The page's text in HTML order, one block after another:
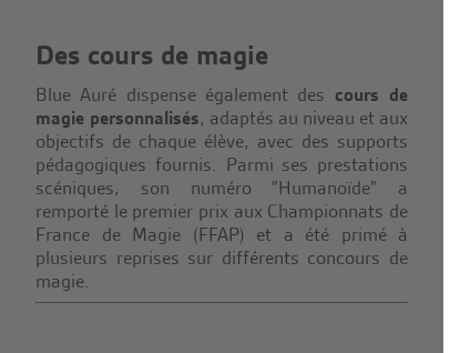
Des cours de magie
Blue Auré dispense également des cours de
magie personnalisés, adaptés au niveau et aux
objectifs de chaque élève, avec des supports
pédagogiques fournis. Parmi ses prestations
scéniques, son numéro "Humanoïde" a
remporté le premier prix aux Championnats de
France de Magie (FFAP) et a été primé à
plusieurs reprises sur différents concours de
magie.